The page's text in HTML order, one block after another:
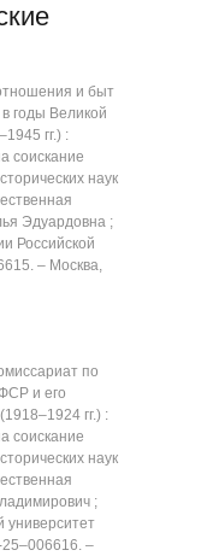
и быт
годы Великой
гг.) :
соискание
наук
Эдуардовна ;
Российской
‒ Москва,
по
и его
гг.) :
соискание
наук
;
университет
‒